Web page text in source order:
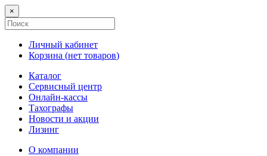
×
Личный кабинет
Корзина (нет товаров)
Каталог
Сервисный центр
Онлайн-кассы
Тахографы
Новости и акции
Лизинг
О компании